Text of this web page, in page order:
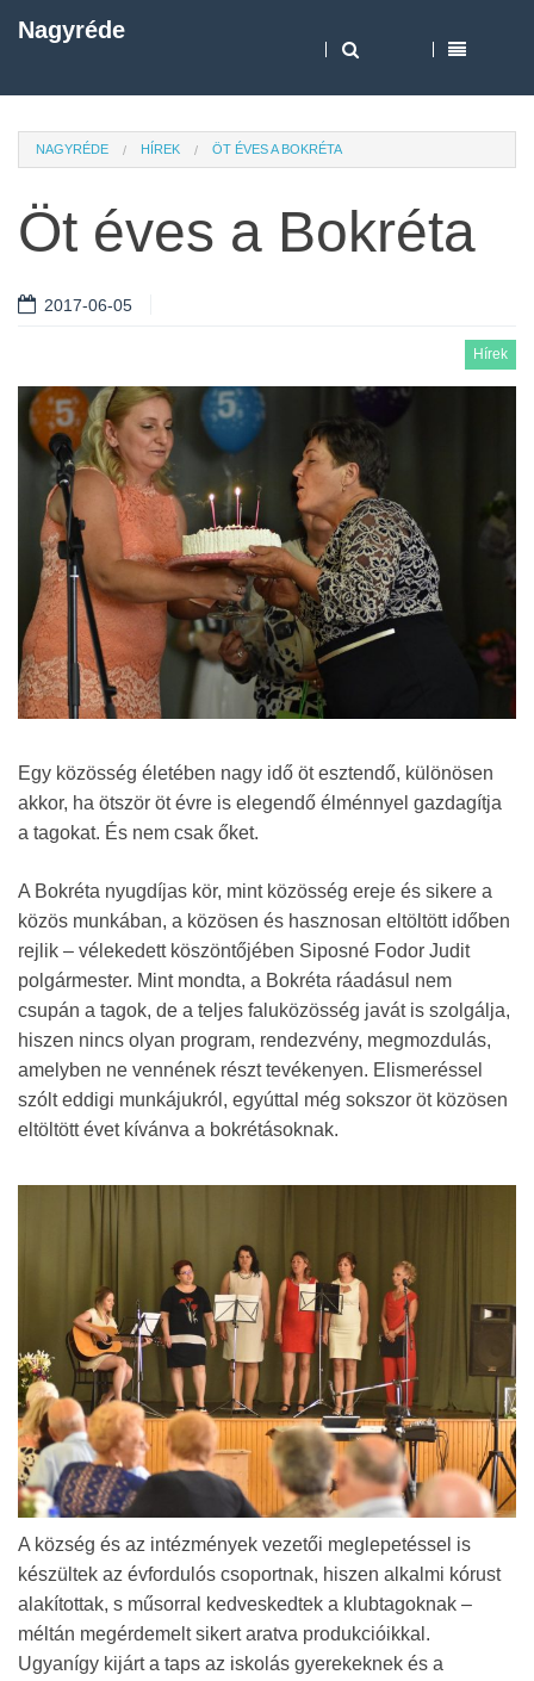
Nagyréde
NAGYRÉDE HÍREK ÖT ÉVES A BOKRÉTA
Öt éves a Bokréta
2017-06-05
Hírek
Egy közösség életében nagy idő öt esztendő, különösen
akkor, ha ötször öt évre is elegendő élménnyel gazdagítja
a tagokat. És nem csak őket.
A Bokréta nyugdíjas kör, mint közösség ereje és sikere a
közös munkában, a közösen és hasznosan eltöltött időben
rejlik – vélekedett köszöntőjében Siposné Fodor Judit
polgármester. Mint mondta, a Bokréta ráadásul nem
csupán a tagok, de a teljes faluközösség javát is szolgálja,
hiszen nincs olyan program, rendezvény, megmozdulás,
amelyben ne vennének részt tevékenyen. Elismeréssel
szólt eddigi munkájukról, egyúttal még sokszor öt közösen
eltöltött évet kívánva a bokrétásoknak.
A község és az intézmények vezetői meglepetéssel is
készültek az évfordulós csoportnak, hiszen alkalmi kórust
alakítottak, s műsorral kedveskedtek a klubtagoknak –
méltán megérdemelt sikert aratva produkcióikkal.
Ugyanígy kijárt a taps az iskolás gyerekeknek és a